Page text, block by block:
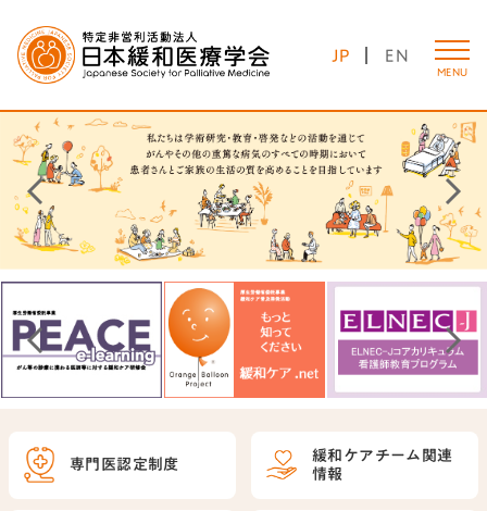
JP EN
MENU
専門医認定制度
緩和ケアチーム 関連
情報